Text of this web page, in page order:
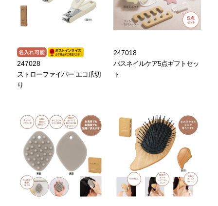
247028
ストローファイバー エコ爪切
り
247018
バスネイルケア5点ギフトセッ
ト